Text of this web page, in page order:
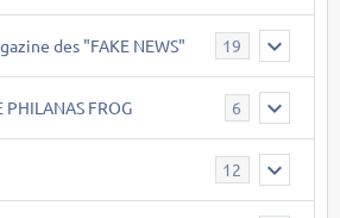
des "FAKE NEWS" 19
PHILANAS FROG 6
12